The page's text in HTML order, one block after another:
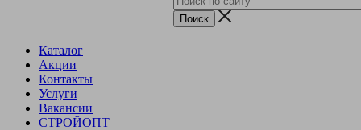
Каталог
Акции
Контакты
Услуги
Вакансии
СТРОЙОПТ